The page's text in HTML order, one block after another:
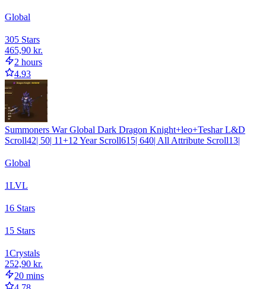
Global
305 Stars
465,90 kr.
2 hours
4.93
Summoners War Global Dark Dragon Knight+leo+Teshar L&D
Scroll42| 50| 11+12 Year Scroll615| 640| All Attribute Scroll13|
Global
1LVL
16 Stars
1 5 Stars
1Crystals
252,90 kr.
20 mins